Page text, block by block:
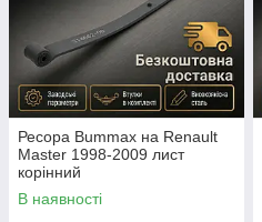
Ресора Bummax на Renault
Master 1998-2009 лист
корінний
В наявності